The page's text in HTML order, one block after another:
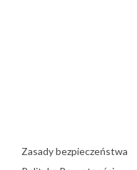
Zasady bezpieczeństwa